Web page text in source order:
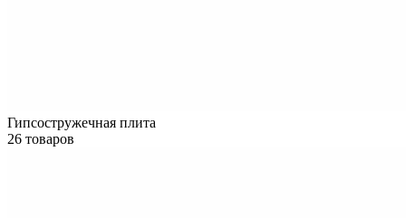
Гипсостружечная плита
26 товаров